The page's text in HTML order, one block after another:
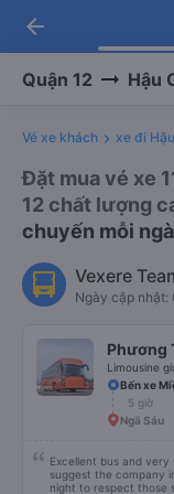
-
arrow_back
Quận 12 Hậu
Vé xe khách xe đi
Đặt mua vé xe
12 chất lượng
chuyến mỗi
Vexere
Ngày cập
Phương
Limousine
Bến xe
5 giờ
Ngã Sáu
Excellent bus and
suggest the company
night to respect those